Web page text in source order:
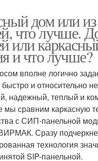
дом или
что лучше.
или
и что лучше?
вполне логично
и относительно
надежный, теплый и
мы сравним каркасную
с СИП-панельной
Сразу
технология
SIP-панельной.